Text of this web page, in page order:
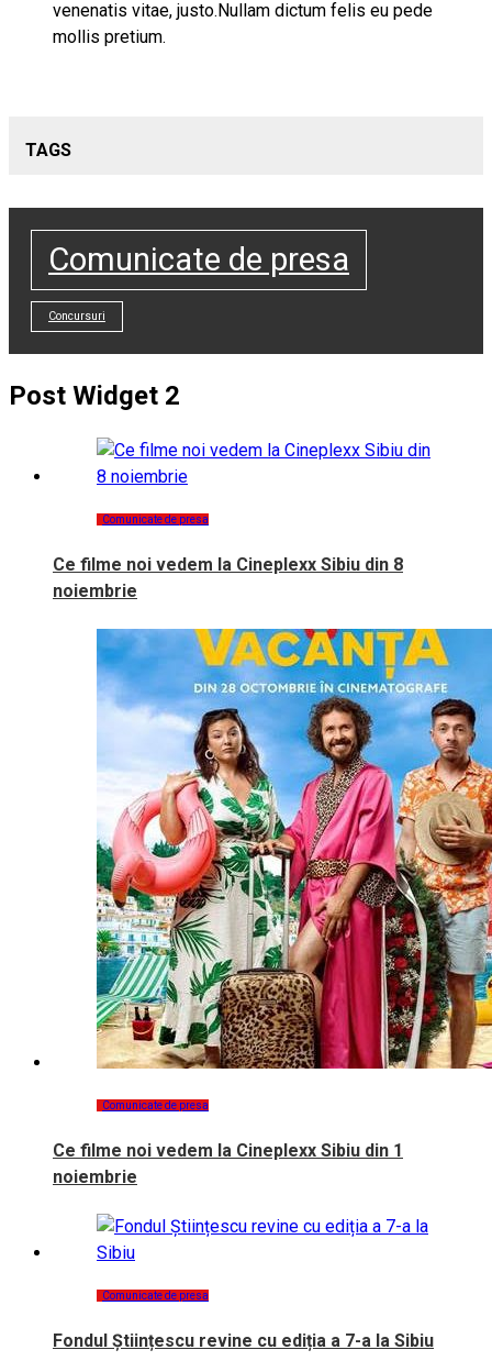
venenatis vitae, justo.Nullam dictum felis eu pede
mollis pretium.
TAGS
Comunicate de presa
Concursuri
Post Widget 2
Comunicate de presa
Ce filme noi vedem la Cineplexx Sibiu din 8
noiembrie
Comunicate de presa
Ce filme noi vedem la Cineplexx Sibiu din 1
noiembrie
Comunicate de presa
Fondul Științescu revine cu ediția a 7-a la Sibiu